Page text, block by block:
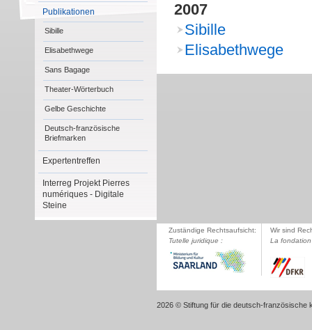
Publikationen
Sibille
Elisabethwege
Sans Bagage
Theater-Wörterbuch
Gelbe Geschichte
Deutsch-französische
Briefmarken
Expertentreffen
Interreg Projekt Pierres
numériques - Digitale
Steine
2007
Sibille
Elisabethwege
Zuständige Rechtsaufsicht:
Tutelle juridique :
Wir sind
La
2026 © Stiftung für die deutsch-französische